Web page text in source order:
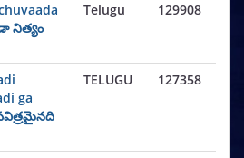
నిత్యం
Telugu 129908
ga
TELUGU 127358